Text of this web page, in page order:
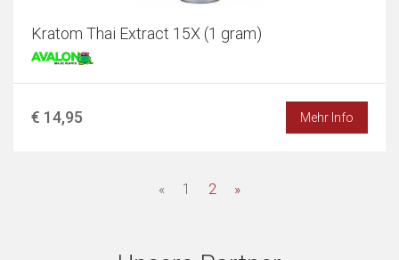
Kratom Thai Extract 15X (1 gram)
€ 14,95 Mehr Info
« 1 2 »